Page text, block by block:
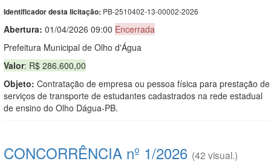
Identificador desta licitação: PB-2510402-13-00002-2026
Abertura: 01/04/2026 09:00 Encerrada
Prefeitura Municipal de Olho d'Água
Valor: R$ 286.600,00
Objeto: Contratação de empresa ou pessoa física para prestação de
serviços de transporte de estudantes cadastrados na rede estadual
de ensino do Olho Dágua-PB.
CONCORRÊNCIA nº 1/2026 (42 visual.)